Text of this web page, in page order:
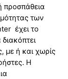
προσπάθεια
των
έχει το
με ή και χωρίς
Η